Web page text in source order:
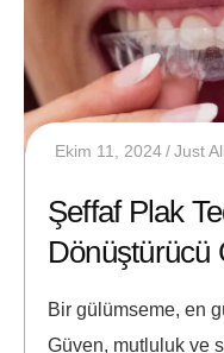
Ekim 11, 2024 Just
Şeffaf Plak
Dönüştürücü
Bir gülümseme, en
Güven, mutluluk ve